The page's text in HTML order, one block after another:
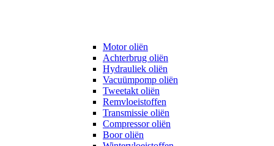
Motor oliën
Achterbrug oliën
Hydrauliek oliën
Vacuümpomp oliën
Tweetakt oliën
Remvloeistoffen
Transmissie oliën
Compressor oliën
Boor oliën